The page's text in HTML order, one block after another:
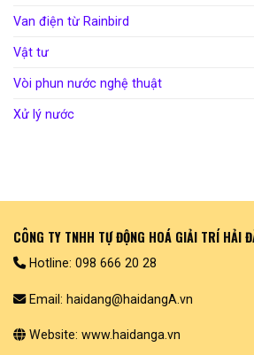
Van điện từ Rainbird
Vật tư
Vòi phun nước nghệ thuật
Xử lý nước
CÔNG TY TNHH TỰ ĐỘNG HOÁ GIẢI TRÍ HẢI
Hotline: 098 666 20 28
Email: haidang@haidangA.vn
Website: www.haidanga.vn